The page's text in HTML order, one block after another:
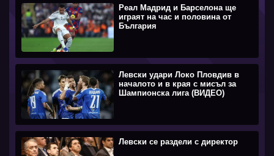
Реал Мадрид и Барселона ще
играят на час и половина от
България
Левски удари Локо Пловдив в
началото и в края с мисъл за
Шампионска лига (ВИДЕО)
Левски се раздели с директор